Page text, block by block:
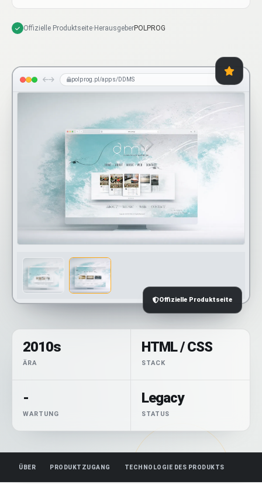
Offizielle Produktseite· HerausgeberPOLPROG
polprog.pl/apps/DDMS
Offizielle Produktseite
2010s
ÄRA
HTML / CSS
STACK
-
WARTUNG
Legacy
STATUS
ÜBER PRODUKTZUGANG TECHNOLOGIE DES PRODUKTS